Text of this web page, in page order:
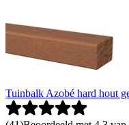
Tuinbalk Azobé hard hout